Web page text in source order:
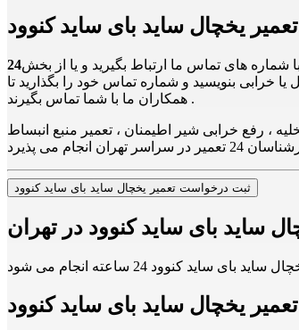
تعمیر یخچال ساید بای ساید کنوود
شماره های تماس ما ارتباط بگیرید و یا از بخش
خرابی بنویسید و شماره تماس خود را بگذارید تا
همکاران ما با شما تماس بگیرند .
، رفع خرابی شیر اطیمنان ، تعمیر منبع انبساط
ثبت درخواست تعمیر یخچال ساید بای ساید کنوود
ساید بای ساید کنوود در تهران
یخچال ساید بای ساید کنوود